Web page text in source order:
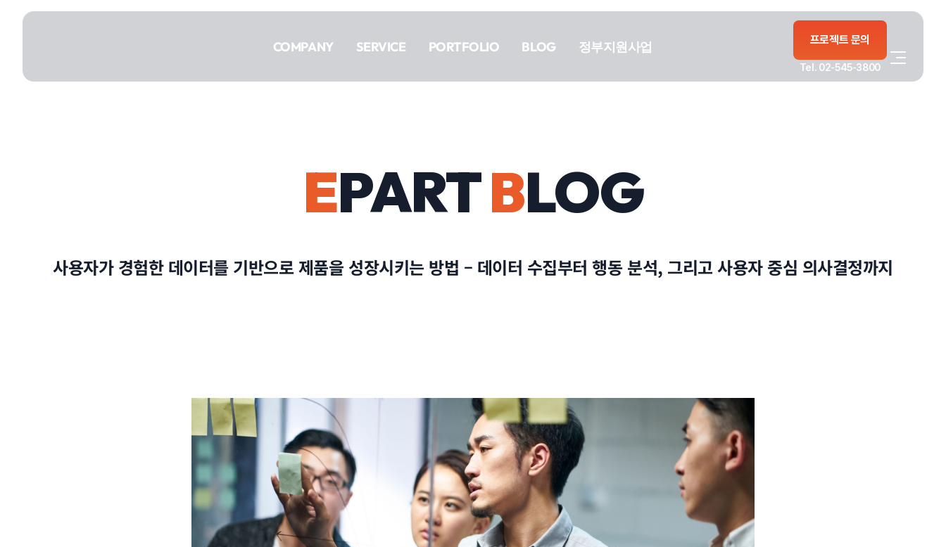
건너뛰기
COMPANY SERVICE PORTFOLIO BLOG 정부지원사업 프로젝트 문의
Tel. 02-545-3800
PORTFOLIO
정부지원사업
EPARTBLOG
사용자가 경험한 데이터를 기반으로 제품을 성장시키는 방법 – 데이터 수집부터 행동 분석, 그리고 사용자 중심 의사결정까지